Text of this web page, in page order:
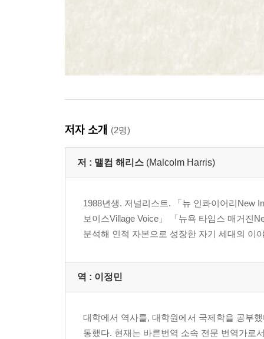
저자 소개 (2명)
저 : 맬컴 해리스 (Malcolm Harris)
1988년생. 저널리스트. 「뉴 인콰이어리New
보이스Village Voice」 「뉴욕 타임스 매거진
분석해 인적 자본으로 성장한 자기 세대의 이
역 : 이정민
대학에서 역사를, 대학원에서 국제학을 공부
동했다. 현재는 바른번역 소속 전문 번역가로